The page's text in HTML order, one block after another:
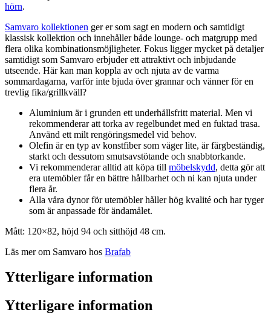
hörn.
Samvaro kollektionen ger er som sagt en modern och samtidigt
klassisk kollektion och innehåller både lounge- och matgrupp med
flera olika kombinationsmöjligheter. Fokus ligger mycket på detaljer
samtidigt som Samvaro erbjuder ett attraktivt och inbjudande
utseende. Här kan man koppla av och njuta av de varma
sommardagarna, varför inte bjuda över grannar och vänner för en
trevlig fika/grillkväll?
Aluminium är i grunden ett underhållsfritt material. Men vi
rekommenderar att torka av regelbundet med en fuktad trasa.
Använd ett milt rengöringsmedel vid behov.
Olefin är en typ av konstfiber som väger lite, är färgbeständig,
starkt och dessutom smutsavstötande och snabbtorkande.
Vi rekommenderar alltid att köpa till möbelskydd, detta gör att
era utemöbler får en bättre hållbarhet och ni kan njuta under
flera år.
Alla våra dynor för utemöbler håller hög kvalité och har tyger
som är anpassade för ändamålet.
Mått: 120×82, höjd 94 och sitthöjd 48 cm.
Läs mer om Samvaro hos Brafab
Ytterligare information
Ytterligare information